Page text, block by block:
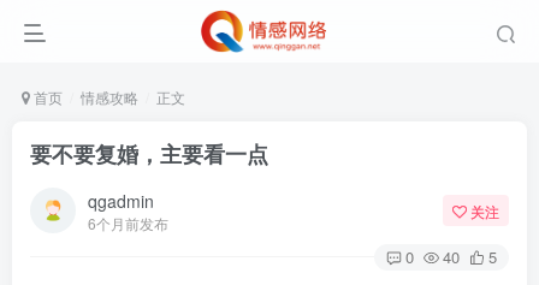
首页 情感攻略 正文
要不要复婚，主要看一点
qgadmin
6个月前发布
关注
0 40 5